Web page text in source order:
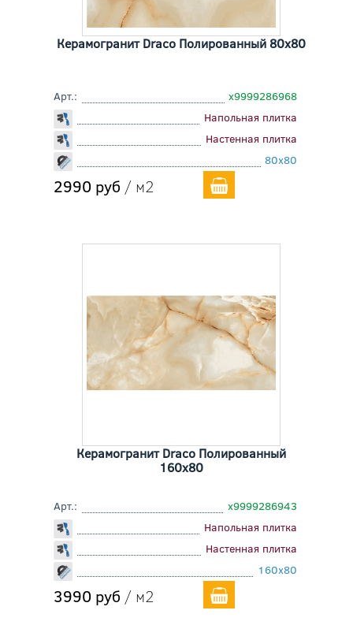
Керамогранит Draco Полированный 80x80
Арт.:
х9999286968
Напольная плитка
Настенная плитка
80x80
2990 руб / м2
Керамогранит Draco Полированный
160x80
Арт.:
х9999286943
Напольная плитка
Настенная плитка
160x80
3990 руб / м2